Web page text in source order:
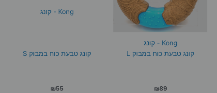
Kong - קונג
קונג טבעת כוח במבוק L
₪89
Kong - קונג
קונג טבעת כוח במבוק S
₪55